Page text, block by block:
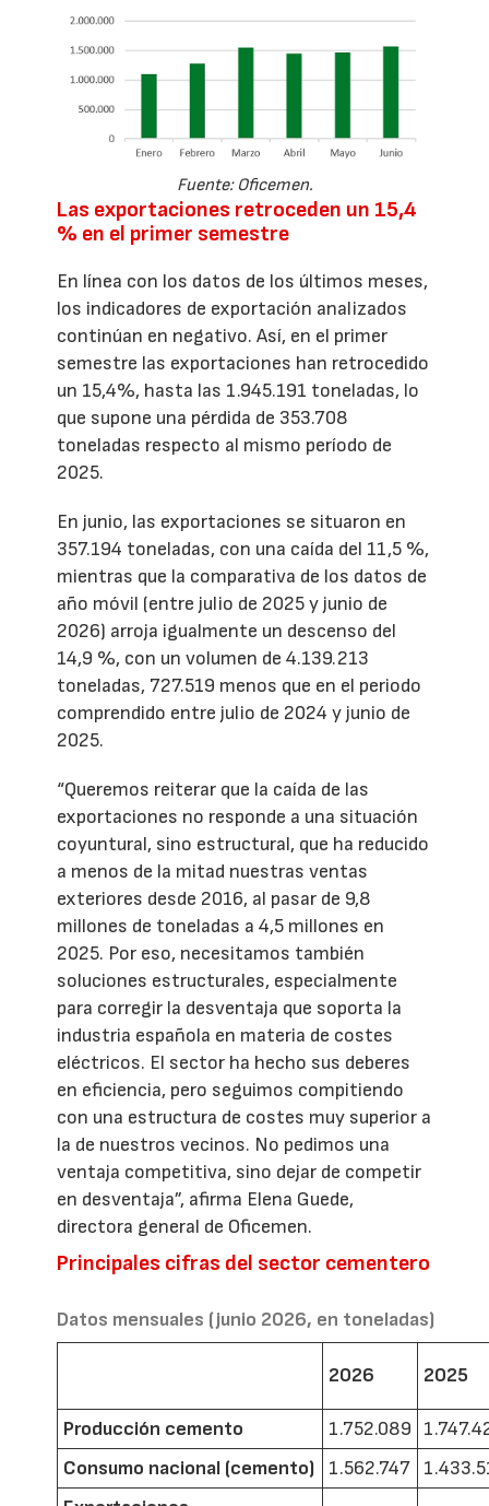
Fuente: Oficemen.
Las exportaciones retroceden un 15,4
% en el primer semestre
En línea con los datos de los últimos meses,
los indicadores de exportación analizados
continúan en negativo. Así, en el primer
semestre las exportaciones han retrocedido
un 15,4%, hasta las 1.945.191 toneladas, lo
que supone una pérdida de 353.708
toneladas respecto al mismo período de
2025.
En junio, las exportaciones se situaron en
357.194 toneladas, con una caída del 11,5 %,
mientras que la comparativa de los datos de
año móvil (entre julio de 2025 y junio de
2026) arroja igualmente un descenso del
14,9 %, con un volumen de 4.139.213
toneladas, 727.519 menos que en el periodo
comprendido entre julio de 2024 y junio de
2025.
“Queremos reiterar que la caída de las
exportaciones no responde a una situación
coyuntural, sino estructural, que ha reducido
a menos de la mitad nuestras ventas
exteriores desde 2016, al pasar de 9,8
millones de toneladas a 4,5 millones en
2025. Por eso, necesitamos también
soluciones estructurales, especialmente
para corregir la desventaja que soporta la
industria española en materia de costes
eléctricos. El sector ha hecho sus deberes
en eficiencia, pero seguimos compitiendo
con una estructura de costes muy superior a
la de nuestros vecinos. No pedimos una
ventaja competitiva, sino dejar de competir
en desventaja”, afirma Elena Guede,
directora general de Oficemen.
Principales cifras del sector cementero
Datos mensuales (junio 2026, en toneladas)
2026 2025
Producción cemento 1.752.089
Consumo nacional (cemento)
1.562.747